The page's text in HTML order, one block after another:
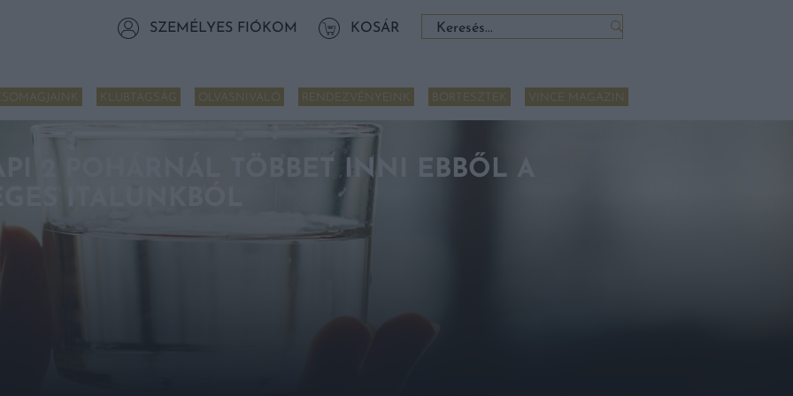
SZEMÉLYES FIÓKOM KOSÁR Keresés:
KLUBTAGSÁG OLVASNIVALÓ RENDEZVÉNYEINK BORTESZTEK VINCE MAGAZIN
2 POHÁRNÁL TÖBBET INNI EBBŐL A
ITALUNKBÓL